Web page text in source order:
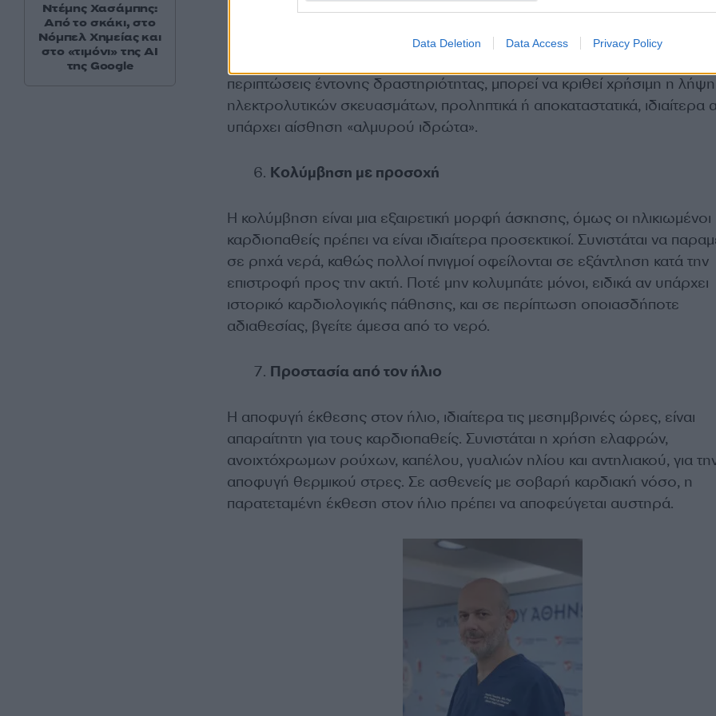
Data Deletion Data Access Privacy Policy
καθιστική ζωή.
περιπτώσεις έντονης δραστηριότητας, μπορεί να κριθεί χρήσιμη η λήψη
ηλεκτρολυτικών σκευασμάτων, προληπτικά ή αποκαταστατικά, ιδιαίτερα
υπάρχει αίσθηση «αλμυρού ιδρώτα».
Κολύμβηση με προσοχή
Η κολύμβηση είναι μια εξαιρετική μορφή άσκησης, όμως οι ηλικιωμένοι
καρδιοπαθείς πρέπει να είναι ιδιαίτερα προσεκτικοί. Συνιστάται να
σε ρηχά νερά, καθώς πολλοί πνιγμοί οφείλονται σε εξάντληση κατά την
επιστροφή προς την ακτή. Ποτέ μην κολυμπάτε μόνοι, ειδικά αν υπάρχει
ιστορικό καρδιολογικής πάθησης, και σε περίπτωση οποιασδήποτε
αδιαθεσίας, βγείτε άμεσα από το νερό.
Προστασία από τον ήλιο
Η αποφυγή έκθεσης στον ήλιο, ιδιαίτερα τις μεσημβρινές ώρες, είναι
απαραίτητη για τους καρδιοπαθείς. Συνιστάται η χρήση ελαφρών,
ανοιχτόχρωμων ρούχων, καπέλου, γυαλιών ηλίου και αντηλιακού, για
αποφυγή θερμικού στρες. Σε ασθενείς με σοβαρή καρδιακή νόσο, η
παρατεταμένη έκθεση στον ήλιο πρέπει να αποφεύγεται αυστηρά.
Ντέμης Χασάμπης:
Από το σκάκι, στο
Νόμπελ Χημείας και
στο «τιμόνι» της AI
της Google